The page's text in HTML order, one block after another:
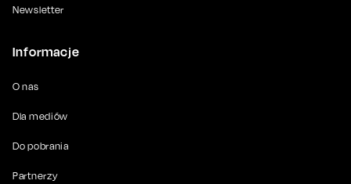
Newsletter
Informacje
O nas
Dla mediów
Do pobrania
Partnerzy